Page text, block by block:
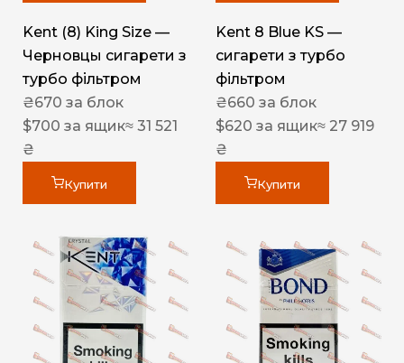
Kent (8) King Size —
Черновцы сигарети з
турбо фільтром
₴670 за блок
$700 за ящик≈ 31 521
₴
Купити
Kent 8 Blue KS —
сигарети з турбо
фільтром
₴660 за блок
$620 за ящик≈ 27 919
₴
Купити